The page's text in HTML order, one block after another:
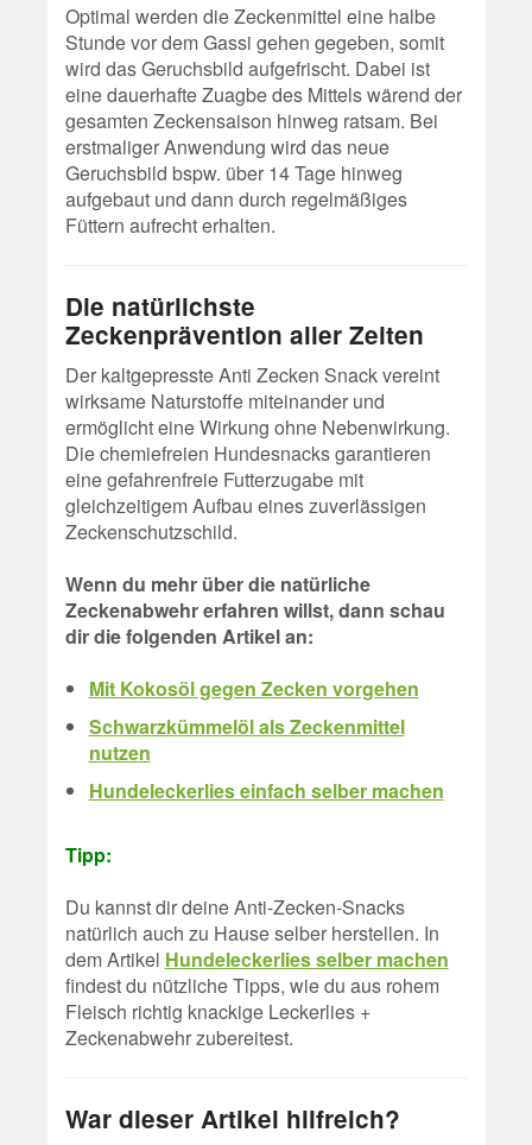
Optimal werden die Zeckenmittel eine halbe
Stunde vor dem Gassi gehen gegeben, somit
wird das Geruchsbild aufgefrischt. Dabei ist
eine dauerhafte Zuagbe des Mittels wärend der
gesamten Zeckensaison hinweg ratsam. Bei
erstmaliger Anwendung wird das neue
Geruchsbild bspw. über 14 Tage hinweg
aufgebaut und dann durch regelmäßiges
Füttern aufrecht erhalten.
Die natürlichste
Zeckenprävention aller Zeiten
Der kaltgepresste Anti Zecken Snack vereint
wirksame Naturstoffe miteinander und
ermöglicht eine Wirkung ohne Nebenwirkung.
Die chemiefreien Hundesnacks garantieren
eine gefahrenfreie Futterzugabe mit
gleichzeitigem Aufbau eines zuverlässigen
Zeckenschutzschild.
Wenn du mehr über die natürliche
Zeckenabwehr erfahren willst, dann schau
dir die folgenden Artikel an:
Mit Kokosöl gegen Zecken vorgehen
Schwarzkümmelöl als Zeckenmittel
nutzen
Hundeleckerlies einfach selber machen
Tipp:
Du kannst dir deine Anti-Zecken-Snacks
natürlich auch zu Hause selber herstellen. In
dem Artikel Hundeleckerlies selber machen
findest du nützliche Tipps, wie du aus rohem
Fleisch richtig knackige Leckerlies +
Zeckenabwehr zubereitest.
War dieser Artikel hilfreich?